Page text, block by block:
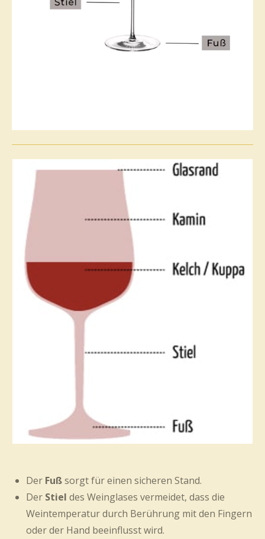
Der Fußsorgt für einen sicheren Stand.
Der Stiel des Weinglases vermeidet, dass die
Weintemperatur durch Berührung mit den Fingern
oder der Hand beeinflusst wird.